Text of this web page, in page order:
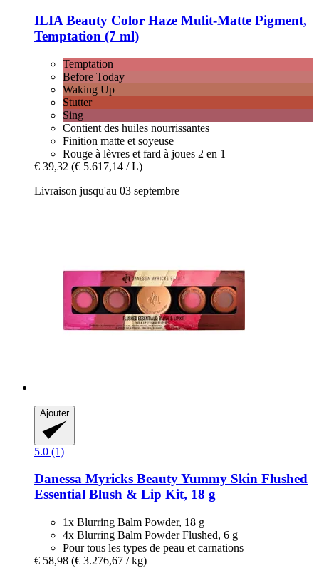
ILIA Beauty Color Haze Mulit-​Matte Pigment,
Temptation (7 ml)
Temptation
Before Today
Waking Up
Stutter
Sing
Contient des huiles nourrissantes
Finition matte et soyeuse
Rouge à lèvres et fard à joues 2 en 1
€ 39,32 (€ 5.617,14 / L)
Livraison jusqu'au 03 septembre
Ajouter
5.0 (1)
Danessa Myricks BeautyYummy Skin Flushed
Essential Blush & Lip Kit, 18 g
1x Blurring Balm Powder, 18 g
4x Blurring Balm Powder Flushed, 6 g
Pour tous les types de peau et carnations
€ 58,98 (€ 3.276,67 / kg)